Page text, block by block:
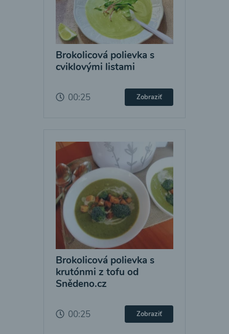
Brokolicová polievka s
cviklovými listami
00:25 Zobraziť
Brokolicová polievka s
krutónmi z tofu od
Snědeno.cz
00:25 Zobraziť